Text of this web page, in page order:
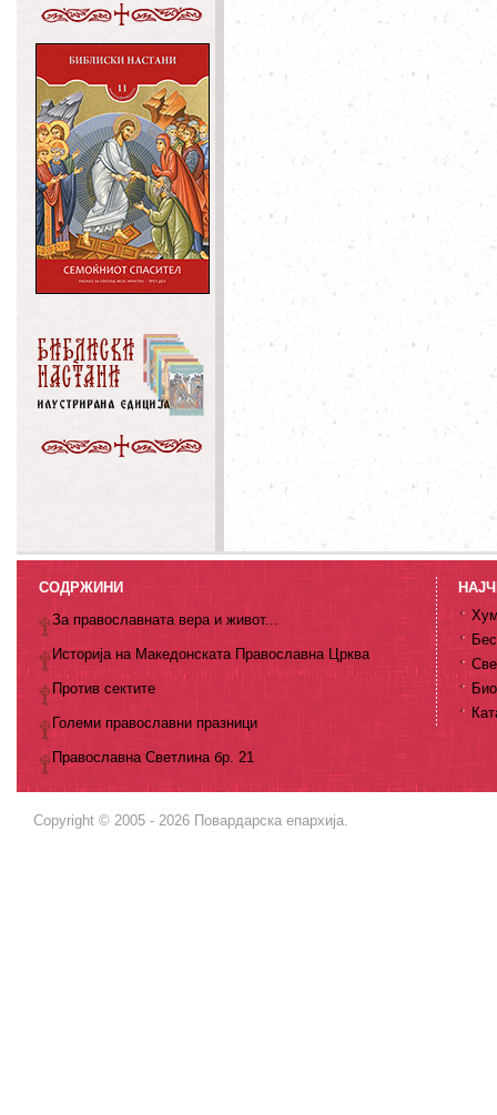
СОДРЖИНИ
За православната вера и живот...
Историја на Македонската Православна Црква
Против сектите
Големи православни празници
Православна Светлина бр. 21
Copyright © 2005 - 2026 Повардарска епархија.